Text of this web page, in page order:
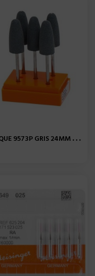
D
ISQUE 9573P GRIS 24MM X5...